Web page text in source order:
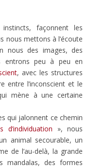
façonnent les
nous mettons à l’écoute
nous des images, des
entrons peu à peu en
, avec les structures
entre l’inconscient et le
mène à une certaine
qui jalonnent ce chemin
d’individuation », nous
animal secourable, un
de l’au-delà, la grande
mandalas, des formes